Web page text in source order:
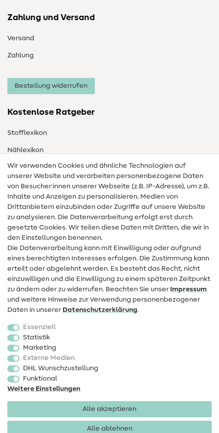
Zahlung und Versand
Versand
Zahlung
Bestellung widerrufen
Kostenlose Ratgeber
Stofflexikon
Nählexikon
Nähanleitungen
Hilfe & Kontakt
Kontakt
Infos zum Betreiberwechsel
Widerrufsrecht
Beliebt
Stoffe
Sale
Schnittmuster
Wir verwenden Cookies und ähnliche Technologien auf
unserer Website und verarbeiten personenbezogene Daten
von Besucher:innen unserer Webseite (z.B. IP-Adresse), um z.B.
Inhalte und Anzeigen zu personalisieren, Medien von
Drittanbietern einzubinden oder Zugriffe auf unsere Website
zu analysieren. Die Datenverarbeitung erfolgt erst durch
gesetzte Cookies. Wir teilen diese Daten mit Dritten, die wir in
den Einstellungen benennen.
Die Datenverarbeitung kann mit Einwilligung oder aufgrund
eines berechtigten Interesses erfolgen. Die Zustimmung kann
erteilt oder abgelehnt werden. Es besteht das Recht, nicht
einzuwilligen und die Einwilligung zu einem späteren Zeitpunkt
zu ändern oder zu widerrufen. Beachten Sie unser Impressum
und weitere Hinweise zur Verwendung personenbezogener
Daten in unserer Daten­schutz­erklärung.
Essenziell
Statistik
Marketing
Externe Medien
DHL Wunschzustellung
Funktional
Weitere Einstellungen
Alle akzeptieren
Alle ablehnen
Impressum Datenschutz
AGB